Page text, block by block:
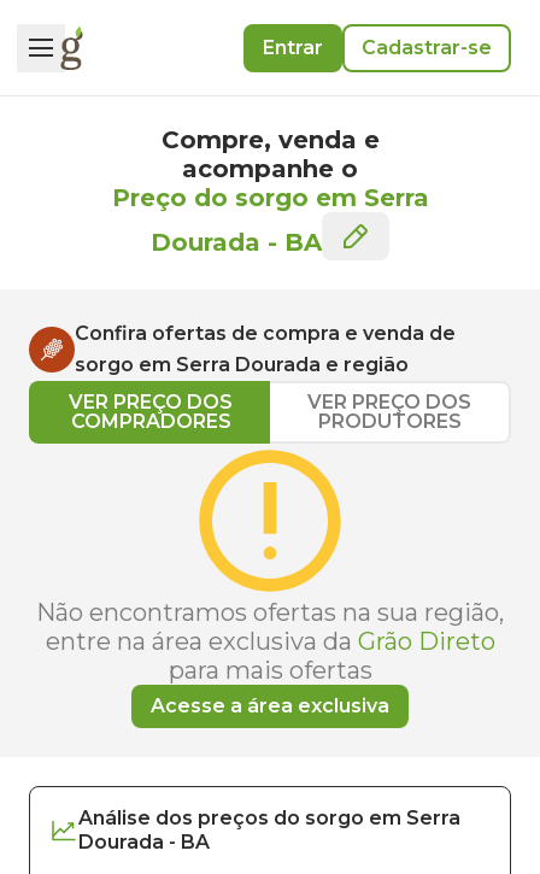
Entrar Cadastrar-se
Compre, venda e
acompanhe o
Preço do sorgo em Serra
Dourada - BA
Confira ofertas de compra e venda de
sorgo em Serra Dourada e região
VER PREÇO DOS
COMPRADORES
VER PREÇO DOS
PRODUTORES
Não encontramos ofertas na sua região,
entre na área exclusiva da Grão Direto
para mais ofertas
Acesse a área exclusiva
Análise dos preços do sorgo em Serra
Dourada - BA